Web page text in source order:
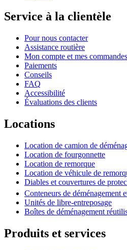
Service à la clientèle
Pour nous contacter
Assistance routière
Mon compte et mes commandes
Paiements
Conseils
FAQ
Accessibilité
Évaluations des clients
Locations
Location de camion de
Location de fourgonnette
Location de remorque
Location de véhicule de
Diables et couvertures de
Conteneurs de déménagement
Unités de libre-entreposage
Boîtes de déménagement
Produits et services